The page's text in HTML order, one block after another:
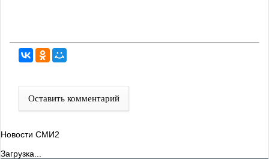
Оставить комментарий
Новости СМИ2
Загрузка...